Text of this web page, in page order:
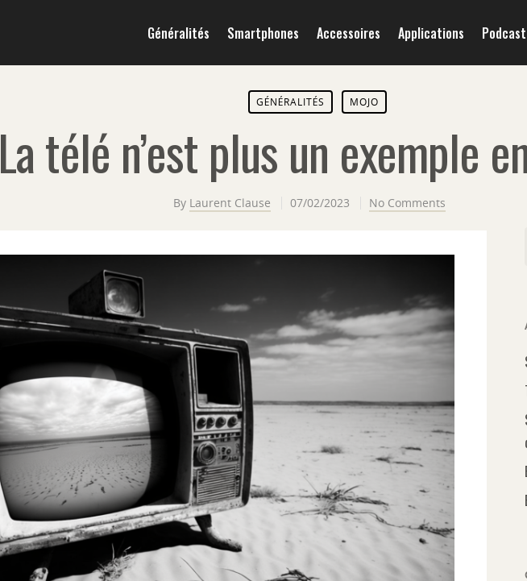
Généralités Smartphones Accessoires Applications Podcast
GÉNÉRALITÉS MOJO
La télé n’est plus un exemple
By Laurent Clause 07/02/2023 No Comments